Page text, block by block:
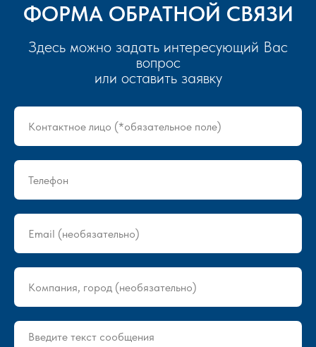
ФОРМА ОБРАТНОЙ СВЯЗИ
Здесь можно задать интересующий Вас
вопрос
или оставить заявку